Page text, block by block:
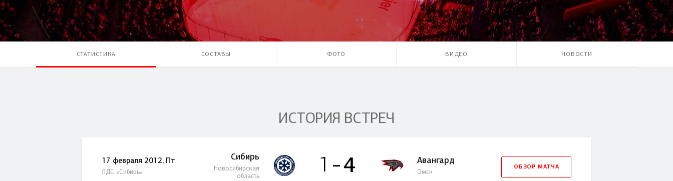
Локомотив
Северсталь
ЦСКА
Шанхайские Драконы
Салават Юлаев
СТАТИСТИКА СОСТАВЫ ФОТО ВИДЕО НОВОСТИ
ИСТОРИЯ ВСТРЕЧ
17 февраля 2012, Пт
ЛДС «Сибирь»
Сибирь
Новосибирская
область
1 Авангард
Омск
4 ОБЗОР МАТЧА